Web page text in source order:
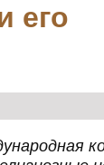
его